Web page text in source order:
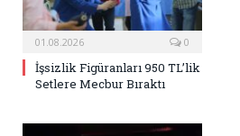
01.08.2026 0
İşsizlik Figüranları 950 TL’lik
Setlere Mecbur Bıraktı